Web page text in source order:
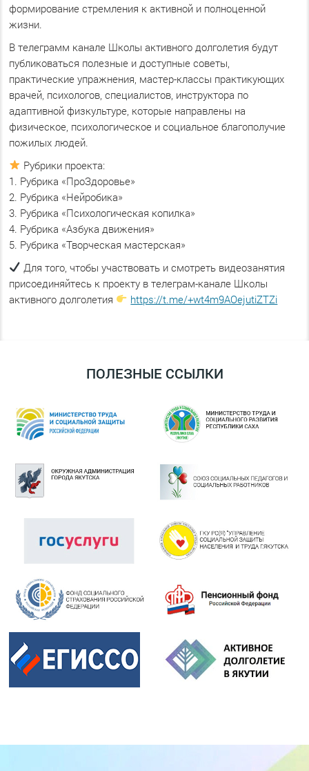
формирование стремления к активной и полноценной
жизни.
В телеграмм канале Школы активного долголетия будут
публиковаться полезные и доступные советы,
практические упражнения, мастер-классы практикующих
врачей, психологов, специалистов, инструктора по
адаптивной физкультуре, которые направлены на
физическое, психологическое и социальное благополучие
пожилых людей.
Рубрики проекта:
1. Рубрика «ПроЗдоровье»
2. Рубрика «Нейробика»
3. Рубрика «Психологическая копилка»
4. Рубрика «Азбука движения»
5. Рубрика «Творческая мастерская»
Для того, чтобы участвовать и смотреть видеозанятия
присоединяйтесь к проекту в телеграм-канале Школы
активного долголетия
https://t.me/+wt4m9AOejutiZTZi
ПОЛЕЗНЫЕ ССЫЛКИ